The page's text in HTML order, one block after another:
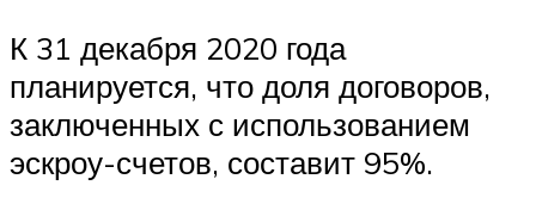
К 31 декабря 2020 года
планируется, что доля договоров,
заключенных с использованием
эскроу-счетов, составит 95%.